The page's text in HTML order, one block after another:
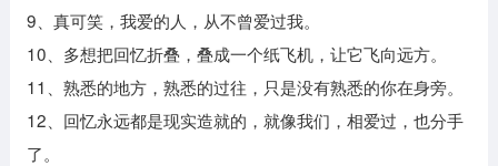
9、真可笑，我爱的人，从不曾爱过我。
10、多想把回忆折叠，叠成一个纸飞机，让它飞向远方。
11、熟悉的地方，熟悉的过往，只是没有熟悉的你在身旁。
12、回忆永远都是现实造就的，就像我们，相爱过，也分手
了。